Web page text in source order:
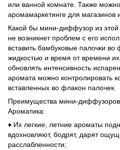
или ванной комнате. Также
аромамаркетинге для магазинов
Какой бы мини-диффузор из
не возникнет проблем с его
вставить бамбуковые палочки во
жидкостью и время от времени
обновлять интенсивность
аромата можно контролировать
вставленных во флакон палочек.
Преимущества мини-
Ароматика:
♦ Их легкие, летние ароматы
вдохновляют, бодрят, дарят
расслабленности;